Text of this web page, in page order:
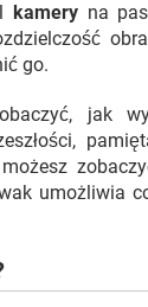
kamery na
go.
jak
umożliwia